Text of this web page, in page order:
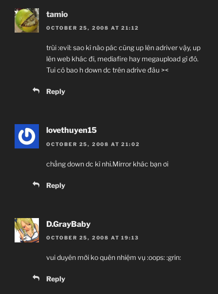
tamio
OCTOBER 25, 2008 AT 21:12
trùi :evil: sao kì nào pác cũng up lên adriver vậy, up
lên web khác đi, mediafire hay megaupload gì đó.
Tui có bao h down dc trên adrive đâu ><
Reply
lovethuyen15
OCTOBER 25, 2008 AT 21:02
chẳng down dc kì nhỉ.Mirror khác bạn ơi
Reply
D.GrayBaby
OCTOBER 25, 2008 AT 19:13
vui duyên mới ko quên nhiệm vụ :oops: :grin:
Reply